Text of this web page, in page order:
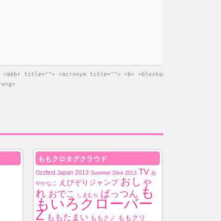
title=""> <acronym title=""> <b> <blockquote cite="">
ももクロタグクラウド
Ozzfest Japan 2013 Summer Dive 2013 TV あ
やかなこ
えびぞりジャンプ おしゃ
れ おでこ しまむら ぱっつん も
もいろクローバー
Z ももたまい ももクノ ももクリ